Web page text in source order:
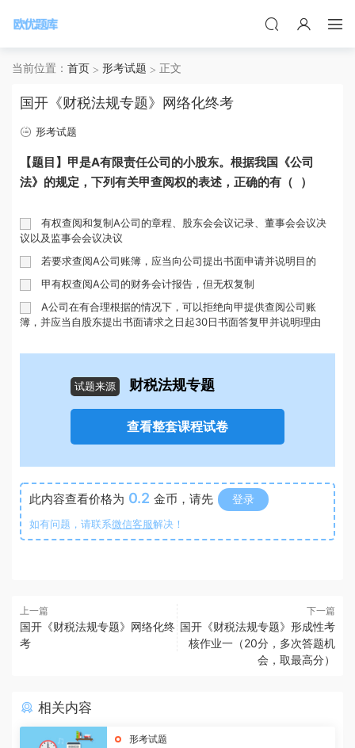
当前位置： 首页 形考试题 正文
国开《财税法规专题》网络化终考
形考试题
【题目】甲是A有限责任公司的小股东。根据我国《公司
法》的规定，下列有关甲查阅权的表述，正确的有（ ）
有权查阅和复制A公司的章程、股东会会议记录、董事会会议决
议以及监事会会议决议
若要求查阅A公司账簿，应当向公司提出书面申请并说明目的
甲有权查阅A公司的财务会计报告，但无权复制
A公司在有合理根据的情况下，可以拒绝向甲提供查阅公司账
簿，并应当自股东提出书面请求之日起30日书面答复甲并说明理由
试题来源 财税法规专题
查看整套课程试卷
此内容查看价格为 0.2 金币，请先 登录
如有问题，请联系微信客服解决！
上一篇
国开《财税法规专题》网络化终
考
下一篇
国开《财税法规专题》形成性考
核作业一（20分，多次答题机
会，取最高分）
相关内容
形考试题